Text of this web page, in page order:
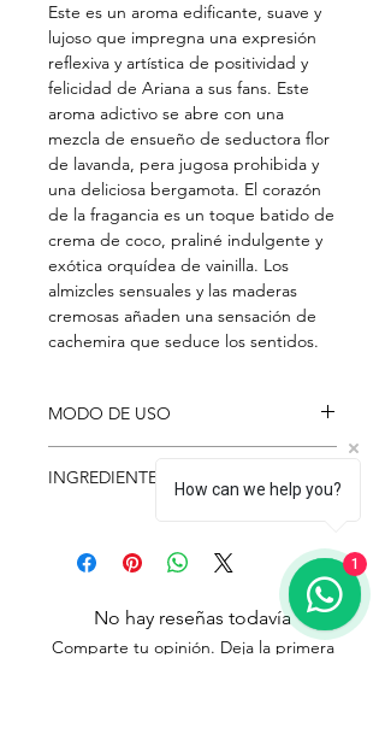
Este es un aroma edificante, suave y
lujoso que impregna una expresión
reflexiva y artística de positividad y
felicidad de Ariana a sus fans. Este
aroma adictivo se abre con una
mezcla de ensueño de seductora flor
de lavanda, pera jugosa prohibida y
una deliciosa bergamota. El corazón
de la fragancia es un toque batido de
crema de coco, praliné indulgente y
exótica orquídea de vainilla. Los
almizcles sensuales y las maderas
cremosas añaden una sensación de
cachemira que seduce los sentidos.
MODO DE USO
la piel y concéntrese en los puntos
INGREDIENTES
Fragrance (Parfum), Butylene Glycol,
BHT, Limonene, Linalool, Hexyl
Cinnamal, Citronellol, Coumarin,
Citral, Farnesol, Benzyl Benzoate,
Geraniol, Benzyl Acohol, Eugenol,
No hay reseñas todavía
Comparte tu opinión. Deja la primera
How can we help you?
1